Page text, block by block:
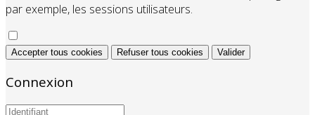
par exemple, les sessions utilisateurs.
Accepter tous cookies Refuser tous cookies Valider
Connexion